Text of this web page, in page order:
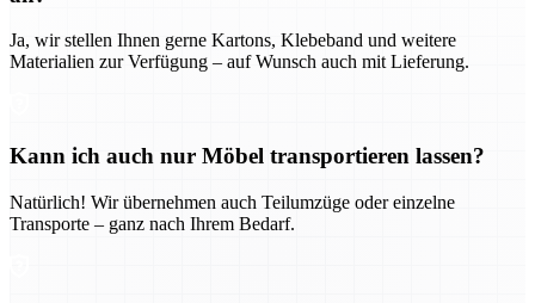
Ja, wir stellen Ihnen gerne Kartons, Klebeband und weitere
Materialien zur Verfügung – auf Wunsch auch mit Lieferung.
Kann ich auch nur Möbel transportieren lassen?
Natürlich! Wir übernehmen auch Teilumzüge oder einzelne
Transporte – ganz nach Ihrem Bedarf.